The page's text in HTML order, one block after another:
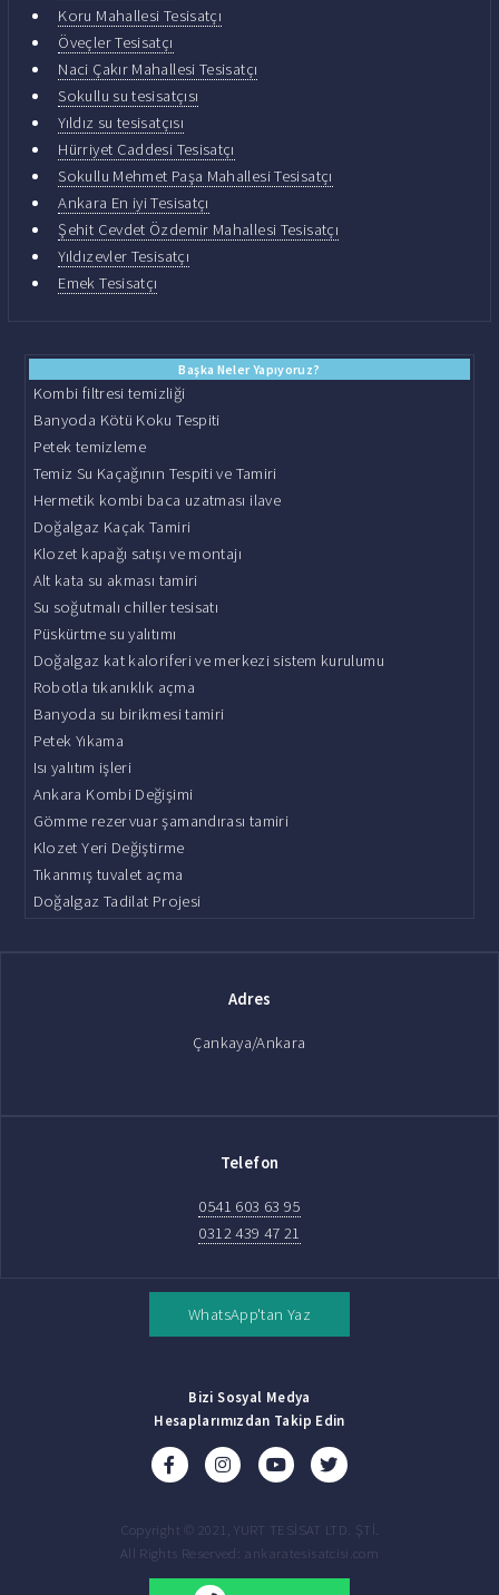
Koru Mahallesi Tesisatçı
Öveçler Tesisatçı
Naci Çakır Mahallesi Tesisatçı
Sokullu su tesisatçısı
Yıldız su tesisatçısı
Hürriyet Caddesi Tesisatçı
Sokullu Mehmet Paşa Mahallesi Tesisatçı
Ankara En iyi Tesisatçı
Şehit Cevdet Özdemir Mahallesi Tesisatçı
Yıldızevler Tesisatçı
Emek Tesisatçı
Başka Neler Yapıyoruz?
Kombi filtresi temizliği
Banyoda Kötü Koku Tespiti
Petek temizleme
Temiz Su Kaçağının Tespiti ve Tamiri
Hermetik kombi baca uzatması ilave
Doğalgaz Kaçak Tamiri
Klozet kapağı satışı ve montajı
Alt kata su akması tamiri
Su soğutmalı chiller tesisatı
Püskürtme su yalıtımı
Doğalgaz kat kaloriferi ve merkezi sistem kurulumu
Robotla tıkanıklık açma
Banyoda su birikmesi tamiri
Petek Yıkama
Isı yalıtım işleri
Ankara Kombi Değişimi
Gömme rezervuar şamandırası tamiri
Klozet Yeri Değiştirme
Tıkanmış tuvalet açma
Doğalgaz Tadilat Projesi
Adres
Çankaya/Ankara
Telefon
0541 603 63 95
0312 439 47 21
WhatsApp'tan Yaz
Bizi Sosyal Medya
Hesaplarımızdan Takip Edin
Copyright © 2021, YURT TESİSAT LTD. ŞTİ.
All Rights Reserved: ankaratesisatcisi.com